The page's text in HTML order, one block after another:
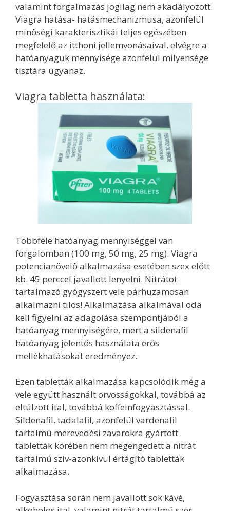
valamint forgalmazás jogilag nem akadályozott.
Viagra hatása- hatásmechanizmusa, azonfelül
minőségi karakterisztikái teljes egészében
megfelelő az itthoni jellemvonásaival, elvégre a
hatóanyaguk mennyisége azonfelül milyensége
tisztára ugyanaz.
Viagra tabletta használata:
Többféle hatóanyag mennyiséggel van
forgalomban (100 mg, 50 mg, 25 mg). Viagra
potencianövelő alkalmazása esetében szex előtt
kb. 45 perccel javallott lenyelni. Nitrátot
tartalmazó gyógyszert vele párhuzamosan
alkalmazni tilos! Alkalmazása alkalmával oda
kell figyelni az adagolása szempontjából a
hatóanyag mennyiségére, mert a sildenafil
hatóanyag jelentős használata erős
mellékhatásokat eredményez.
Ezen tabletták alkalmazása kapcsolódik még a
vele együtt használt orvosságokkal, továbbá az
eltúlzott ital, továbbá koffeinfogyasztással.
Sildenafil, tadalafil, azonfelül vardenafil
tartalmú merevedési zavarokra gyártott
tabletták körében nem megengedett a nitrát
tartalmú szív-azonkívül értágító tabletták
alkalmazása.
Fogyasztása során nem javallott sok kávé,